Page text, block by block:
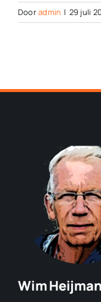
Dooradmin | 29 juli
Wim